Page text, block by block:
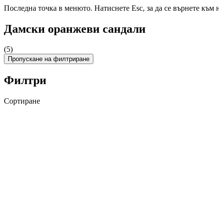
Последна точка в менюто. Натиснете Esc, за да се върнете към
Дамски оранжеви сандали
(5)
Пропускане на филтриране
Филтри
Сортиране